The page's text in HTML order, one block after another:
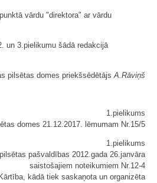
vārdu "direktora" ar vārdu
un 3.pielikumu šādā redakcijā
pilsētas domes priekšsēdētājsA.Rāviņš
1.pielikums
domes 21.12.2017. lēmumam Nr.15/5
1.pielikums
pašvaldības 2012.gada 26.janvāra
saistošajiem noteikumiem Nr.12-4
kādā tiek saskaņota un organizēta